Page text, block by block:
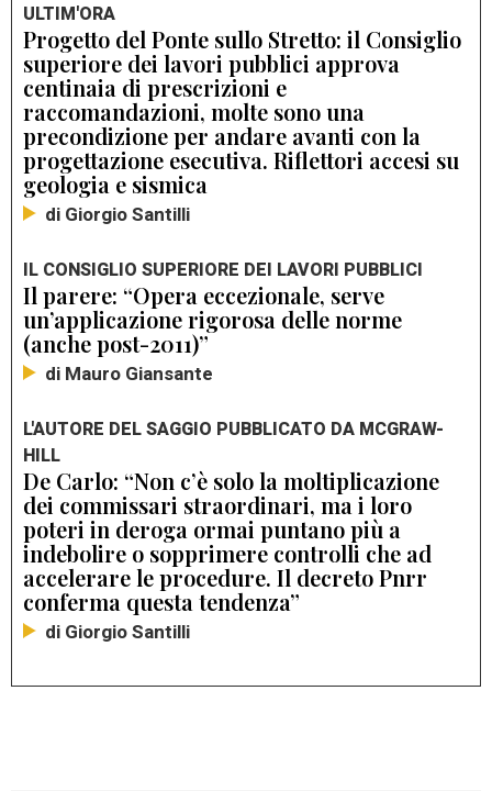
ULTIM'ORA
Progetto del Ponte sullo Stretto: il Consiglio
superiore dei lavori pubblici approva
centinaia di prescrizioni e
raccomandazioni, molte sono una
precondizione per andare avanti con la
progettazione esecutiva. Riflettori accesi su
geologia e sismica
di Giorgio Santilli
IL CONSIGLIO SUPERIORE DEI LAVORI PUBBLICI
Il parere: “Opera eccezionale, serve
un’applicazione rigorosa delle norme
(anche post-2011)”
di Mauro Giansante
L'AUTORE DEL SAGGIO PUBBLICATO DA MCGRAW-
HILL
De Carlo: “Non c’è solo la moltiplicazione
dei commissari straordinari, ma i loro
poteri in deroga ormai puntano più a
indebolire o sopprimere controlli che ad
accelerare le procedure. Il decreto Pnrr
conferma questa tendenza”
di Giorgio Santilli